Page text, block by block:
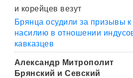
и корейцев везут
Брянца осудили за призывы к
насилию в отношении
кавказцев
Александр Митрополит
Брянский и Севский